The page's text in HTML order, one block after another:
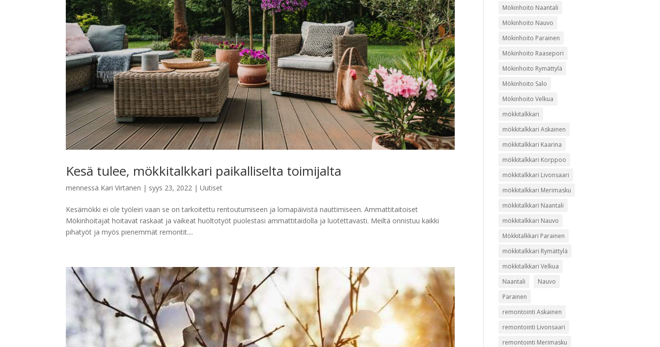
Kesä tulee, mökkitalkkari paikalliselta toimijalta
mennessä Kari Virtanen | syys 23, 2022 |Uutiset
Kesämökki ei ole työleiri vaan se on tarkoitettu rentoutumiseen ja lomapäivistä nauttimiseen. Ammattitaitoiset
Mökinhoitajat hoitavat raskaat ja vaikeat huoltotyöt puolestasi ammattitaidolla ja luotettavasti. Meiltä onnistuu kaikki
pihatyöt ja myös pienemmät remontit....
Mökinhoito Naantali
Mökinhoito Nauvo
Mökinhoito Parainen
Mökinhoito Raasepori
Mökinhoito Rymättylä
Mökinhoito Salo
Mökinhoito Velkua
mökkitalkkari
mökkitalkkari Askainen
mökkitalkkari Kaarina
mökkitalkkari Korppoo
mökkitalkkari Livonsaari
mökkitalkkari Merimasku
mökkitalkkari Naantali
mökkitalkkari Nauvo
Mökkitalkkari Parainen
mökkitalkkari Rymättylä
mökkitalkkari Velkua
Naantali
Nauvo
Parainen
remontointi Askainen
remontointi Livonsaari
remontointi Merimasku